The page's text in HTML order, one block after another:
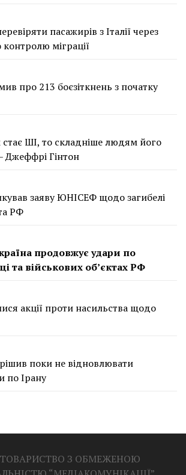
пасажирів з Італії через
міграції
про 213 боєзіткнень з початку
ШІ, то складніше людям його
Джеффрі Гінтон
заяву ЮНІСЕФ щодо загибелі
РФ
продовжує удари по
та військових об’єктах РФ
акції проти насильства щодо
поки не відновлювати
по Ірану
ТОВАРИСТВО З ОБМЕЖЕНОЮ